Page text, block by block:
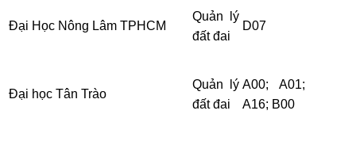
Đại Học Nông Lâm TPHCM
Quản lý
đất đai
D07
Đại học Tân Trào
Quản lý
đất đai
A00; A01;
A16; B00